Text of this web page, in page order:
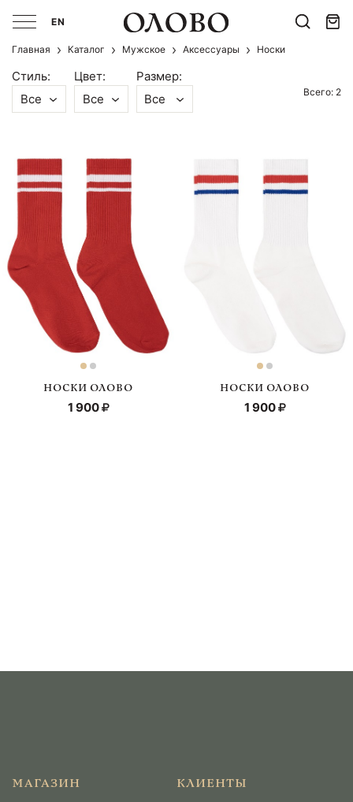
EN
Главная Каталог Мужcкое Аксессуары Носки
Стиль:
Все
Цвет:
Все
Размер:
Все
Всего: 2
НОСКИ ОЛОВО
1 900
НОСКИ ОЛОВО
1 900
МАГАЗИН КЛИЕНТЫ